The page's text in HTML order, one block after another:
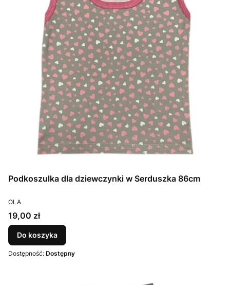
Podkoszulka dla dziewczynki w Serduszka 86cm
PRODUCENT
OLA
Cena
19,00 zł
Do koszyka
Dostępność: Dostępny